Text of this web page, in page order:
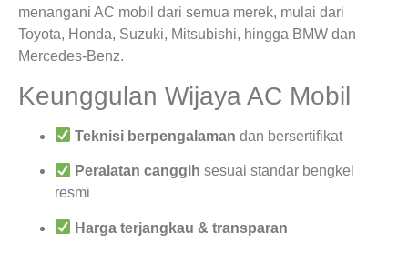
menangani AC mobil dari semua merek, mulai dari
Toyota, Honda, Suzuki, Mitsubishi, hingga BMW dan
Mercedes-Benz.
Keunggulan Wijaya AC Mobil
Teknisi berpengalaman dan bersertifikat
Peralatan canggih sesuai standar bengkel
resmi
Harga terjangkau & transparan